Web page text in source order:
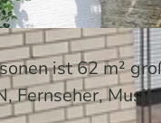
ist 62 m²
Fernseher,